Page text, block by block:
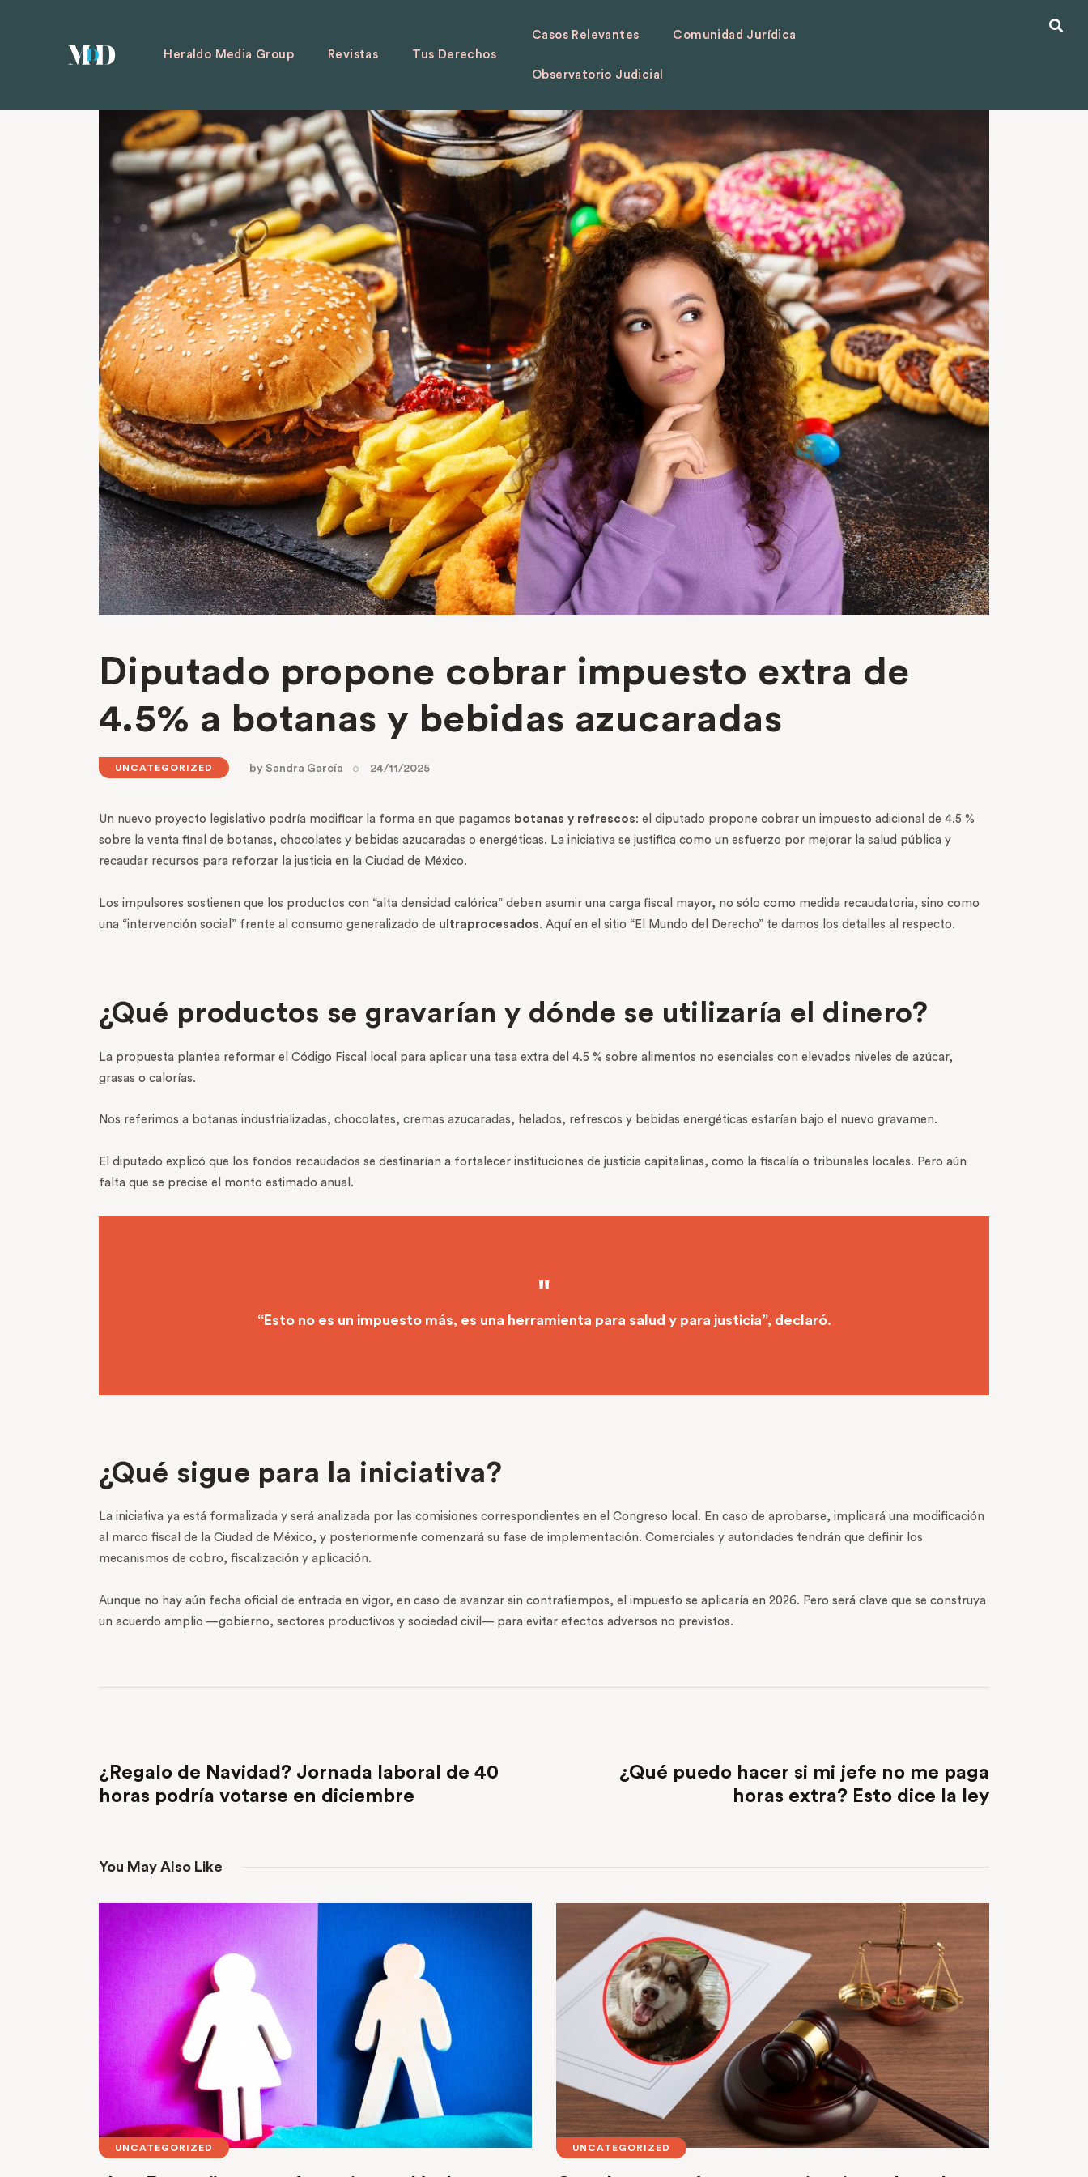
Heraldo Media Group Revistas Tus Derechos
Casos Relevantes Comunidad Jurídica
Observatorio Judicial
Diputado propone cobrar impuesto extra de
4.5% a botanas y bebidas azucaradas
UNCATEGORIZED bySandra García 24/11/2025
Un nuevo proyecto legislativo podría modificar la forma en que pagamos botanas y refrescos: el diputado propone cobrar un impuesto adicional de 4.5 %
sobre la venta final de botanas, chocolates y bebidas azucaradas o energéticas. La iniciativa se justifica como un esfuerzo por mejorar la salud pública y
recaudar recursos para reforzar la justicia en la Ciudad de México.
Los impulsores sostienen que los productos con “alta densidad calórica” deben asumir una carga fiscal mayor, no sólo como medida recaudatoria, sino como
una “intervención social” frente al consumo generalizado de ultraprocesados. Aquí en el sitio “El Mundo del Derecho” te damos los detalles al respecto.
¿Qué productos se gravarían y dónde se utilizaría el dinero?
La propuesta plantea reformar el Código Fiscal local para aplicar una tasa extra del 4.5 % sobre alimentos no esenciales con elevados niveles de azúcar,
grasas o calorías.
Nos referimos a botanas industrializadas, chocolates, cremas azucaradas, helados, refrescos y bebidas energéticas estarían bajo el nuevo gravamen.
El diputado explicó que los fondos recaudados se destinarían a fortalecer instituciones de justicia capitalinas, como la fiscalía o tribunales locales. Pero aún
falta que se precise el monto estimado anual.
“Esto no es un impuesto más, es una herramienta para salud y para justicia”, declaró.
¿Qué sigue para la iniciativa?
La iniciativa ya está formalizada y será analizada por las comisiones correspondientes en el Congreso local. En caso de aprobarse, implicará una modificación
al marco fiscal de la Ciudad de México, y posteriormente comenzará su fase de implementación. Comerciales y autoridades tendrán que definir los
mecanismos de cobro, fiscalización y aplicación.
Aunque no hay aún fecha oficial de entrada en vigor, en caso de avanzar sin contratiempos, el impuesto se aplicaría en 2026. Pero será clave que se construya
un acuerdo amplio —gobierno, sectores productivos y sociedad civil— para evitar efectos adversos no previstos.
¿Regalo de Navidad? Jornada laboral de 40
horas podría votarse en diciembre
¿Qué puedo hacer si mi jefe no me paga
horas extra? Esto dice la ley
You May Also Like
UNCATEGORIZED UNCATEGORIZED